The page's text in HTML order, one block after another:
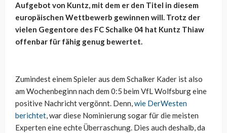
Aufgebot von Kuntz, mit dem er den Titel in diesem
europäischen Wettbewerb gewinnen will. Trotz der
vielen Gegentore des FC Schalke 04 hat Kuntz Thiaw
offenbar für fähig genug bewertet.
Zumindest einem Spieler aus dem Schalker Kader ist also
am Wochenbeginn nach dem 0:5 beim VfL Wolfsburg eine
positive Nachricht vergönnt. Denn,wie DerWesten
berichtet, war diese Nominierung sogar für die meisten
Experten eine echte Überraschung. Dies auch deshalb, da